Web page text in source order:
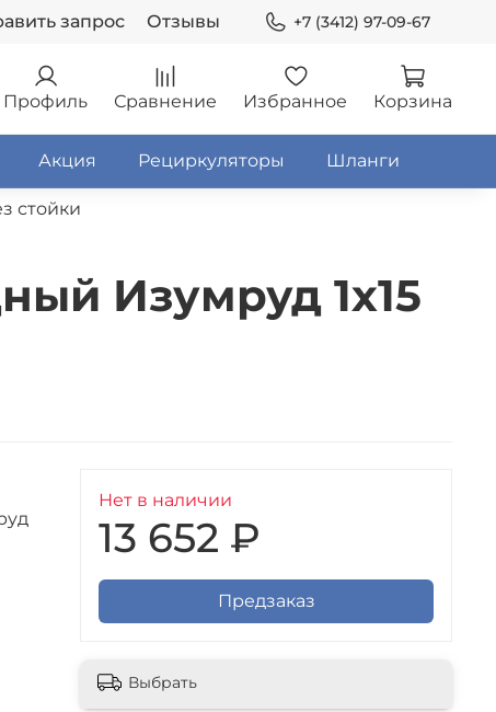
запрос Отзывы +7 (3412) 97-09-67
Профиль Сравнение Избранное Корзина
Акция Рециркуляторы Шланги
стойки
Изумруд 1х15
Нет в наличии
13 652 ₽
Предзаказ
Выбрать